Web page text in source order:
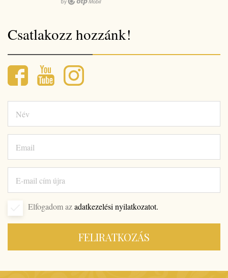
Csatlakozz hozzánk!
Elfogadom azadatkezelési nyilatkozatot.
FELIRATKOZÁS